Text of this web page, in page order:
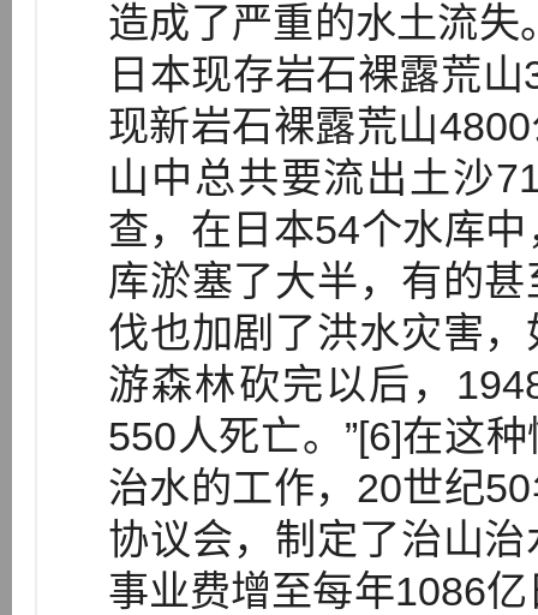
造成了严重的水土流失
日本现存岩石裸露荒
现新岩石裸露荒山
山中总共要流出土沙
查，在日本54个水库
库淤塞了大半，有的
伐也加剧了洪水灾害
游森林砍完以后，
550人死亡。”[6]在这
治水的工作，20世纪
协议会，制定了治山
事业费增至每年1086